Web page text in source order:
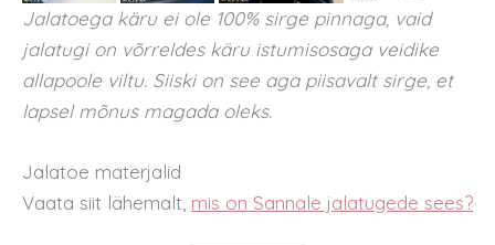
Jalatoega käru ei ole 100% sirge pinnaga, vaid
jalatugi on võrreldes käru istumisosaga veidike
allapoole viltu. Siiski on see aga piisavalt sirge, et
lapsel mõnus magada oleks.
Jalatoe materjalid
Vaata siit lähemalt, mis on Sannale jalatugede sees?